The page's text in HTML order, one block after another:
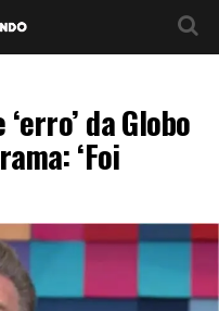
da Globo
‘Foi